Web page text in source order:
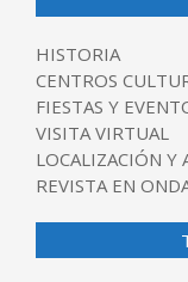
HISTORIA
CENTROS
FIESTAS Y
VISITA VIRTUAL
LOCALIZACIÓN Y
REVISTA EN